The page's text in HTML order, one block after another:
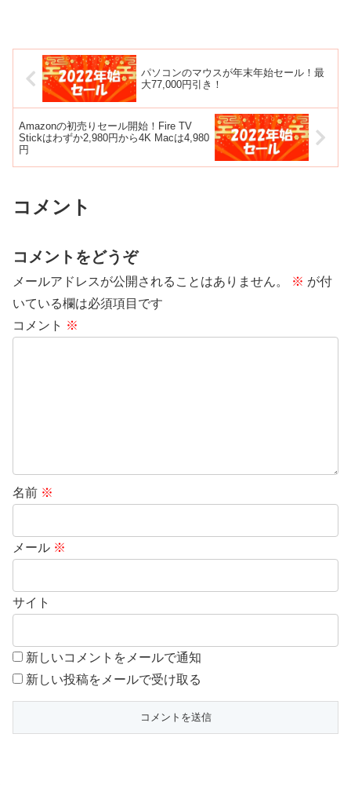
パソコンのマウスが年末年始セール！最
大77,000円引き！
Amazonの初売りセール開始！Fire TV
Stickはわずか2,980円から4K Macは4,980
円
コメント
コメントをどうぞ
メールアドレスが公開されることはありません。 ※ が付
いている欄は必須項目です
コメント ※
名前 ※
メール ※
サイト
新しいコメントをメールで通知
新しい投稿をメールで受け取る